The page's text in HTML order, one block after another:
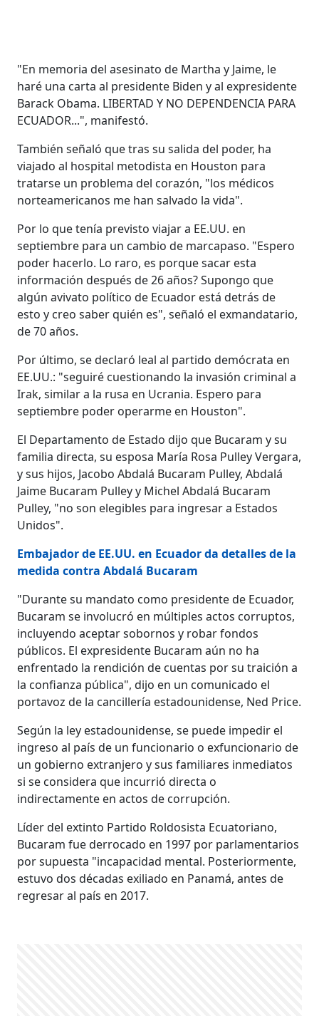
"En memoria del asesinato de Martha y Jaime, le
haré una carta al presidente Biden y al expresidente
Barack Obama. LIBERTAD Y NO DEPENDENCIA PARA
ECUADOR...", manifestó.
También señaló que tras su salida del poder, ha
viajado al hospital metodista en Houston para
tratarse un problema del corazón, "los médicos
norteamericanos me han salvado la vida".
Por lo que tenía previsto viajar a EE.UU. en
septiembre para un cambio de marcapaso. "Espero
poder hacerlo. Lo raro, es porque sacar esta
información después de 26 años? Supongo que
algún avivato político de Ecuador está detrás de
esto y creo saber quién es", señaló el exmandatario,
de 70 años.
Por último, se declaró leal al partido demócrata en
EE.UU.: "seguiré cuestionando la invasión criminal a
Irak, similar a la rusa en Ucrania. Espero para
septiembre poder operarme en Houston".
El Departamento de Estado dijo que Bucaram y su
familia directa, su esposa María Rosa Pulley Vergara,
y sus hijos, Jacobo Abdalá Bucaram Pulley, Abdalá
Jaime Bucaram Pulley y Michel Abdalá Bucaram
Pulley, "no son elegibles para ingresar a Estados
Unidos".
Embajador de EE.UU. en Ecuador da detalles de la
medida contra Abdalá Bucaram
"Durante su mandato como presidente de Ecuador,
Bucaram se involucró en múltiples actos corruptos,
incluyendo aceptar sobornos y robar fondos
públicos. El expresidente Bucaram aún no ha
enfrentado la rendición de cuentas por su traición a
la confianza pública", dijo en un comunicado el
portavoz de la cancillería estadounidense, Ned Price.
Según la ley estadounidense, se puede impedir el
ingreso al país de un funcionario o exfuncionario de
un gobierno extranjero y sus familiares inmediatos
si se considera que incurrió directa o
indirectamente en actos de corrupción.
Líder del extinto Partido Roldosista Ecuatoriano,
Bucaram fue derrocado en 1997 por parlamentarios
por supuesta "incapacidad mental. Posteriormente,
estuvo dos décadas exiliado en Panamá, antes de
regresar al país en 2017.